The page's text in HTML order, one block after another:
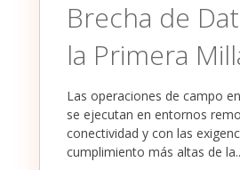
Brecha de
la Primera
Las operaciones de campo
se ejecutan en entornos
conectividad y con las
cumplimiento más altas de